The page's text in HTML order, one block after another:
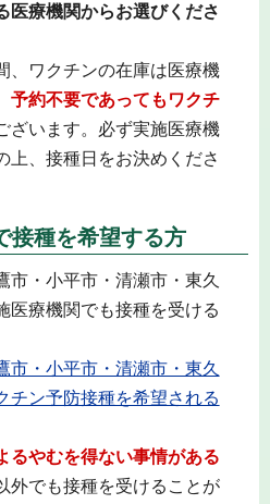
医療機関からお選びくださ
、ワクチンの在庫は医療機
予約不要であってもワクチ
ざいます。必ず実施医療機
上、接種日をお決めくださ
接種を希望する方
市・小平市・清瀬市・東久
医療機関でも接種を受ける
市・小平市・清瀬市・東久
チン予防接種を希望される
るやむを得ない事情がある
外でも接種を受けることが